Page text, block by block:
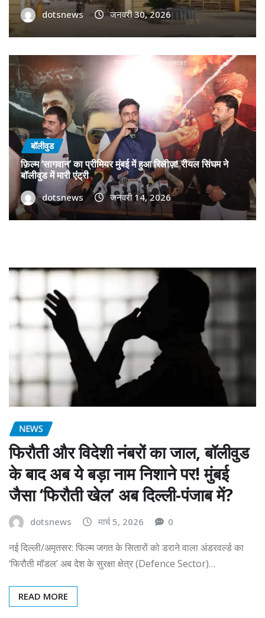
dotsnews जनवरी 30, 2026
बॉलीवुड
फ़िल्म ‘सागवान’ का प्रीमियर मुंबई में हुआ रिलीज़! रीयल सिंघम ने
बॉलीवुड में मारी एंट्री
dotsnews जनवरी 14, 2026
NEWS
फिरौती और विदेशी नंबरों का जाल, बॉलीवुड
के बाद अब ये बड़ा नाम निशाने पर! मुंबई
जैसा ‘फिरौती खेल’ अब दिल्ली-पंजाब में?
dotsnews मार्च 5, 2026 0
नई दिल्ली/अमृतसर: फिल्म जगत के सितारों को डराने वाला अंडरवर्ल्ड का
‘फिरौती मॉडल’ अब देश के सुरक्षा क्षेत्र (Defence Sector)…
READ MORE